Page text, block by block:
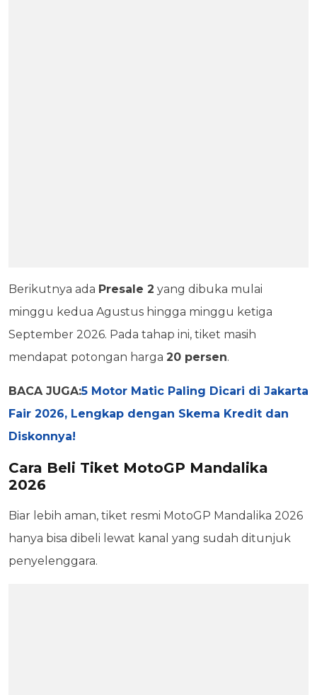
Berikutnya ada Presale 2 yang dibuka mulai
minggu kedua Agustus hingga minggu ketiga
September 2026. Pada tahap ini, tiket masih
mendapat potongan harga 20 persen.
BACA JUGA:5 Motor Matic Paling Dicari di Jakarta
Fair 2026, Lengkap dengan Skema Kredit dan
Diskonnya!
Cara Beli Tiket MotoGP Mandalika
2026
Biar lebih aman, tiket resmi MotoGP Mandalika 2026
hanya bisa dibeli lewat kanal yang sudah ditunjuk
penyelenggara.